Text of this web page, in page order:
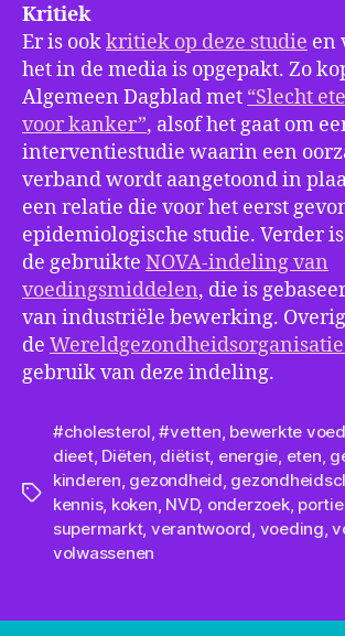
Kritiek
Er is ookkritiek op deze studie en
het in de media is opgepakt. Zo
Algemeen Dagblad met “Slecht
voor kanker”, alsof het gaat om
interventiestudie waarin een
verband wordt aangetoond in
een relatie die voor het eerst
epidemiologische studie. Verder
de gebruikte NOVA-indeling van
voedingsmiddelen, die is
van industriële bewerking.
de
gebruik van deze indeling.
Tags
#cholesterol ,#vetten bewerkte
dieet, Diëten diëtist, energie eten
kinderen gezondheid
kennis, koken NVD, onderzoek,
supermarkt, verantwoord voeding ,
volwassenen